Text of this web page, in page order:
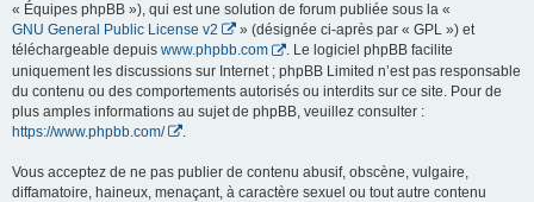
« Équipes phpBB »), qui est une solution de forum publiée sous la «
GNU General Public License v2
» (désignée ci-après par « GPL ») et
téléchargeable depuis www.phpbb.com
. Le logiciel phpBB facilite
uniquement les discussions sur Internet ; phpBB Limited n’est pas responsable
du contenu ou des comportements autorisés ou interdits sur ce site. Pour de
plus amples informations au sujet de phpBB, veuillez consulter :
https://www.phpbb.com/
Vous acceptez de ne pas publier de contenu abusif, obscène, vulgaire,
diffamatoire, haineux, menaçant, à caractère sexuel ou tout autre contenu